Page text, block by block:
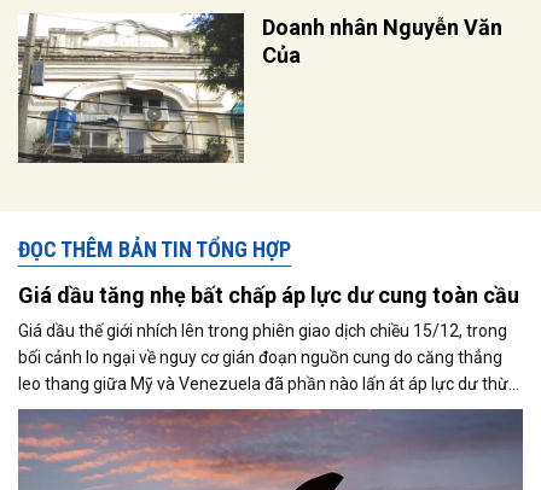
Doanh nhân Nguyễn Văn
Của
ĐỌC THÊM BẢN TIN TỔNG HỢP
Giá dầu tăng nhẹ bất chấp áp lực dư cung toàn cầu
Giá dầu thế giới nhích lên trong phiên giao dịch chiều 15/12, trong
bối cảnh lo ngại về nguy cơ gián đoạn nguồn cung do căng thẳng
leo thang giữa Mỹ và Venezuela đã phần nào lấn át áp lực dư thừa
nguồn cung đang bao trùm thị trường. Cùng với đó, giới đầu tư tiếp
tục theo dõi sát diễn biến liên quan đến khả năng đạt được một
thỏa thuận hòa bình giữa Nga và Ukraine.